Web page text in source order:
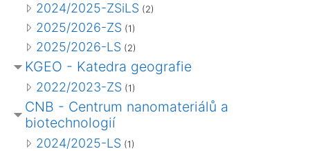
2024/2025-ZSiLS (2)
2025/2026-ZS (1)
2025/2026-LS (2)
KGEO - Katedra geografie
2022/2023-ZS (1)
CNB - Centrum nanomateriálů a
biotechnologií
2024/2025-LS (1)